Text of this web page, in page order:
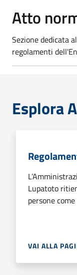
Atto
Sezione dedicata
regolamenti
Esplora
Lupatoto
persone
VAI ALLA